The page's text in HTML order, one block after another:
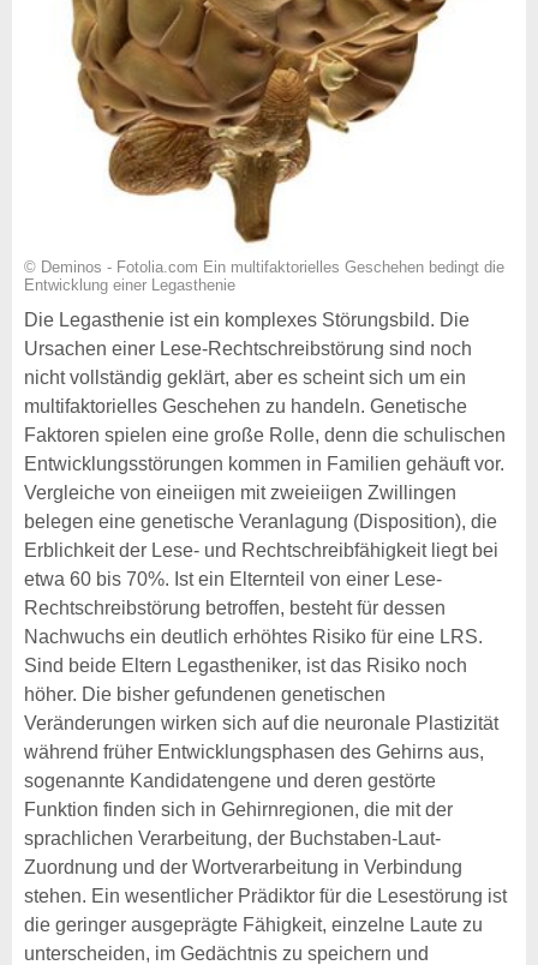
© Deminos - Fotolia.com Ein multifaktorielles Geschehen bedingt die
Entwicklung einer Legasthenie
Die Legasthenie ist ein komplexes Störungsbild. Die
Ursachen einer Lese-Rechtschreibstörung sind noch
nicht vollständig geklärt, aber es scheint sich um ein
multifaktorielles Geschehen zu handeln. Genetische
Faktoren spielen eine große Rolle, denn die schulischen
Entwicklungsstörungen kommen in Familien gehäuft vor.
Vergleiche von eineiigen mit zweieiigen Zwillingen
belegen eine genetische Veranlagung (Disposition), die
Erblichkeit der Lese- und Rechtschreibfähigkeit liegt bei
etwa 60 bis 70%. Ist ein Elternteil von einer Lese-
Rechtschreibstörung betroffen, besteht für dessen
Nachwuchs ein deutlich erhöhtes Risiko für eine LRS.
Sind beide Eltern Legastheniker, ist das Risiko noch
höher. Die bisher gefundenen genetischen
Veränderungen wirken sich auf die neuronale Plastizität
während früher Entwicklungsphasen des Gehirns aus,
sogenannte Kandidatengene und deren gestörte
Funktion finden sich in Gehirnregionen, die mit der
sprachlichen Verarbeitung, der Buchstaben-Laut-
Zuordnung und der Wortverarbeitung in Verbindung
stehen. Ein wesentlicher Prädiktor für die Lesestörung ist
die geringer ausgeprägte Fähigkeit, einzelne Laute zu
unterscheiden, im Gedächtnis zu speichern und